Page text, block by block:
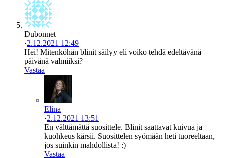
Dubonnet
·2.12.2021 12:49
Hei! Mitenköhän blinit säilyy eli voiko tehdä edeltävänä
päivänä valmiiksi?
Vastaa
Elina
·2.12.2021 13:51
En välttämättä suosittele. Blinit saattavat kuivua ja
kuohkeus kärsii. Suosittelen syömään heti tuoreeltaan,
jos suinkin mahdollista! :)
Vastaa